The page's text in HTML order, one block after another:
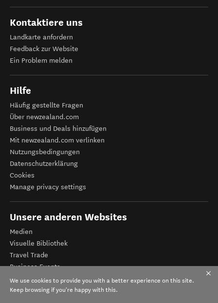
Kontaktiere uns
Landkarte anfordern
Feedback zur Website
Ein Problem melden
Hilfe
Häufig gestellte Fragen
Über newzealand.com
Business und Deals hinzufügen
Mit newzealand.com verlinken
Nutzungsbedingungen
Datenschutzerklärung
Cookies
Manage privacy settings
Unsere anderen Websites
Medien
Visuelle Bibliothek
Travel Trade
Business Events
Tourismus Neuseeland
Veranstalter-Registrierung
We use cookies to provide you with a better experience on this site.
Keep browsing if you're happy with this.